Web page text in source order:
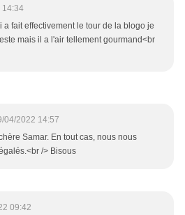
14:34
a fait effectivement le tour de la blogo je
mais il a l'air tellement gourmand<br
04/2022 14:57
Samar. En tout cas, nous nous
/> Bisous
09:42